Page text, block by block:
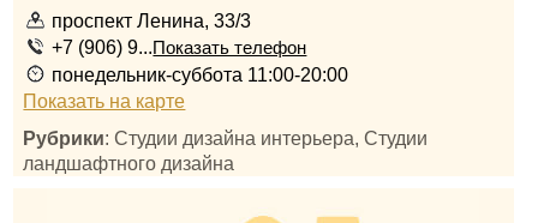
проспект Ленина, 33/3
+7 (906) 9...Показать телефон
понедельник-суббота 11:00-20:00
Показать на карте
Рубрики: Студии дизайна интерьера, Студии
ландшафтного дизайна